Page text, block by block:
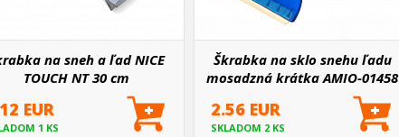
na sneh a ľad NICE
TOUCH NT 30 cm
EUR
1 KS
Škrabka na sklo snehu ľadu
mosadzná krátka AMIO-01458
2.56 EUR
SKLADOM 2 KS